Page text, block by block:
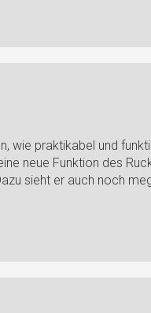
wie praktikabel und
neue Funktion des
sieht er auch noch